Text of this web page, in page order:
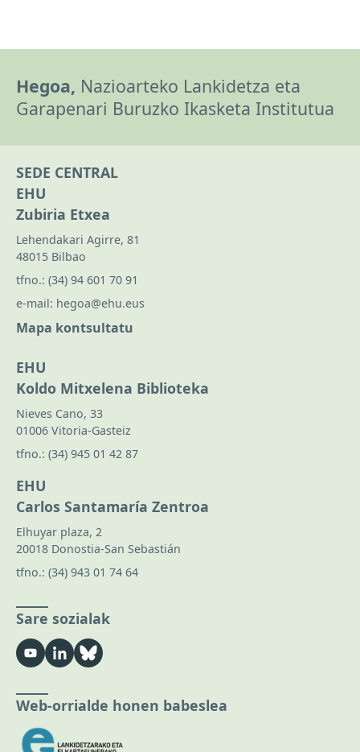
Hegoa, Nazioarteko Lankidetza eta
Garapenari Buruzko Ikasketa Institutua
SEDE CENTRAL
EHU
Zubiria Etxea
Lehendakari Agirre, 81
48015 Bilbao
tfno.: (34) 94 601 70 91
e-mail: hegoa@ehu.eus
Mapa kontsultatu
EHU
Koldo Mitxelena Biblioteka
Nieves Cano, 33
01006 Vitoria-Gasteiz
tfno.: (34) 945 01 42 87
EHU
Carlos Santamaría Zentroa
Elhuyar plaza, 2
20018 Donostia-San Sebastián
tfno.: (34) 943 01 74 64
Sare sozialak
Web-orrialde honen babeslea